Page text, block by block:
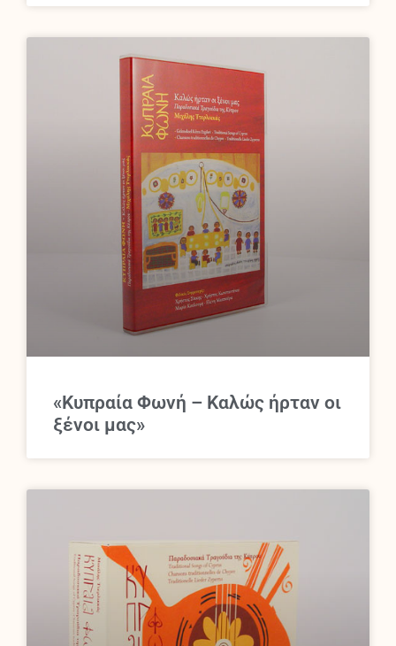
«Κυπραία Φωνή – Καλώς ήρταν οι
ξένοι μας»